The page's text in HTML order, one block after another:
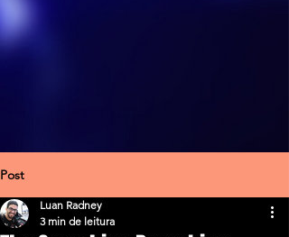
Post
Luan Radney
3 min de leitura